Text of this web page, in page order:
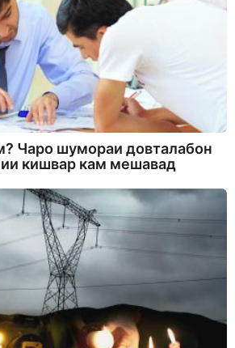
Чаро шумораи довталабон
кишвар кам мешавад